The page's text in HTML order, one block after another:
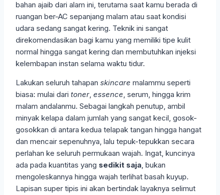
bahan ajaib dari alam ini, terutama saat kamu berada di
ruangan ber-AC sepanjang malam atau saat kondisi
udara sedang sangat kering. Teknik ini sangat
direkomendasikan bagi kamu yang memiliki tipe kulit
normal hingga sangat kering dan membutuhkan injeksi
kelembapan instan selama waktu tidur.
Lakukan seluruh tahapan skincare malammu seperti
biasa: mulai dari toner, essence, serum, hingga krim
malam andalanmu. Sebagai langkah penutup, ambil
minyak kelapa dalam jumlah yang sangat kecil, gosok-
gosokkan di antara kedua telapak tangan hingga hangat
dan mencair sepenuhnya, lalu tepuk-tepukkan secara
perlahan ke seluruh permukaan wajah. Ingat, kuncinya
ada pada kuantitas yang sedikit saja, bukan
mengoleskannya hingga wajah terlihat basah kuyup.
Lapisan super tipis ini akan bertindak layaknya selimut